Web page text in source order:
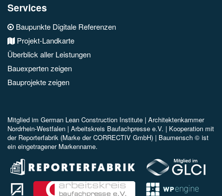
Services
Baupunkte Digitale Referenzen
Projekt-Landkarte
Überblick aller Leistungen
Bauexperten zeigen
Bauprojekte zeigen
Mitglied im German Lean Construction Institute | Architektenkammer
Nordrhein-Westfalen | Arbeitskreis Baufachpresse e.V. | Kooperation mit
der Reporterfabrik (Marke der CORRECTIV GmbH) | Baumensch © ist
ein eingetragener Markenname.